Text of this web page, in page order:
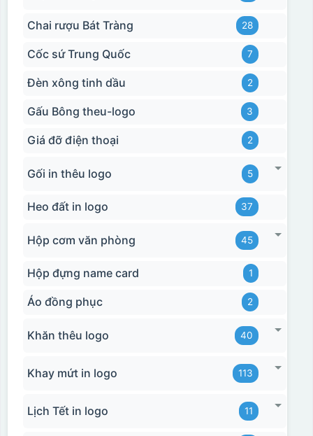
Chai rượu Bát Tràng 28
Cốc sứ Trung Quốc 7
Đèn xông tinh dầu 2
Gấu Bông theu-logo 3
Giá đỡ điện thoại 2
Gối in thêu logo 5
Heo đất in logo 37
Hộp cơm văn phòng 45
Hộp đựng name card 1
Áo đồng phục 2
Khăn thêu logo 40
Khay mứt in logo 113
Lịch Tết in logo 11